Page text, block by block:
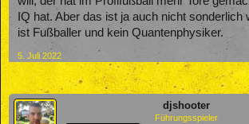
IQ hat. Aber das ist ja auch nicht sonderlich
ist Fußballer und kein Quantenphysiker.
5. Juli 2022
djshooter
Führungsspieler